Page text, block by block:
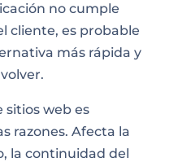
no cumple
cliente, es probable
más rápida y
sitios web es
razones. Afecta la
la continuidad del